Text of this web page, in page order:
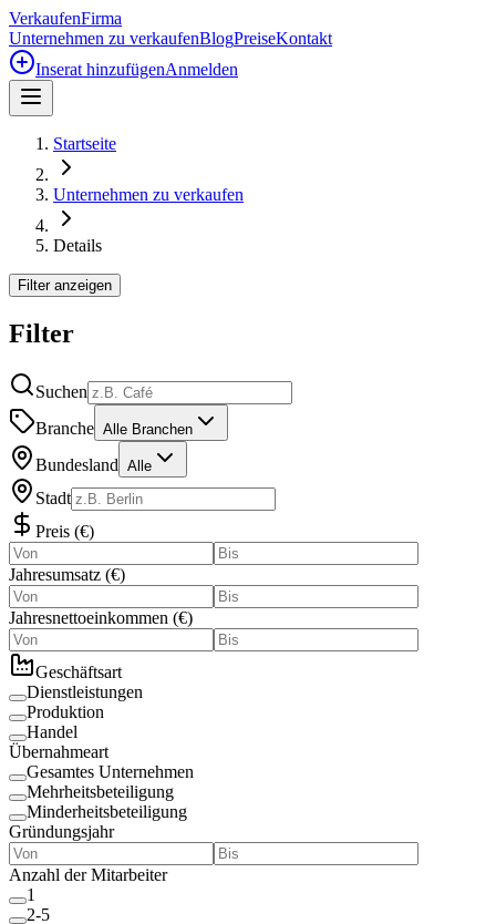
VerkaufenFirma
Unternehmen zu verkaufenBlogPreiseKontakt
Inserat hinzufügenAnmelden
Startseite
Unternehmen zu verkaufen
Details
Filter anzeigen
Filter
Suchen
Branche Alle Branchen
Bundesland Alle
Stadt
Preis (€)
Jahresumsatz (€)
Jahresnettoeinkommen (€)
Geschäftsart
Dienstleistungen
Produktion
Handel
Übernahmeart
Gesamtes Unternehmen
Mehrheitsbeteiligung
Minderheitsbeteiligung
Gründungsjahr
Anzahl der Mitarbeiter
1
2-5